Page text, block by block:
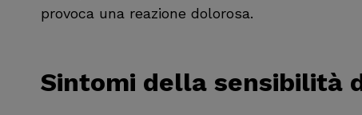
provoca una reazione dolorosa.
Sintomi della sensibilità